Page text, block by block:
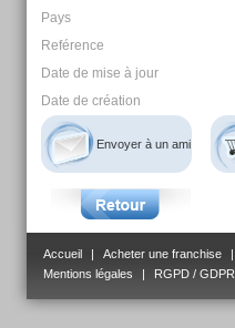
Pays
Reférence
Date de mise à jour
Date de création
Envoyer à un ami
Accueil Acheter une franchise
Mentions légales
RGPD / GDPR